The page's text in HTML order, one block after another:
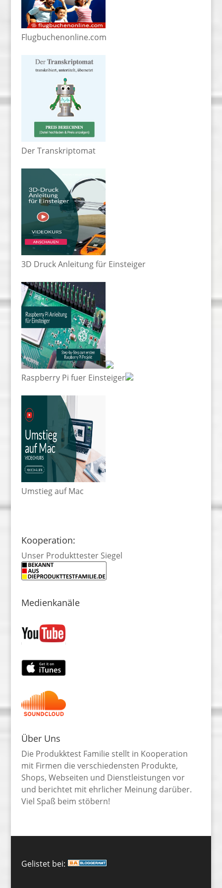
Flugbuchenonline.com
Der Transkriptomat
3D Druck Anleitung für Einsteiger
Raspberry Pi fuer Einsteiger
Umstieg auf Mac
Kooperation:
Unser Produkttester Siegel
Medienkanäle
Über Uns
Die Produkktest Familie stellt in Kooperation
mit Firmen die verschiedensten Produkte,
Shops, Webseiten und Dienstleistungen vor
und berichtet mit ehrlicher Meinung darüber.
Viel Spaß beim stöbern!
Gelistet bei: